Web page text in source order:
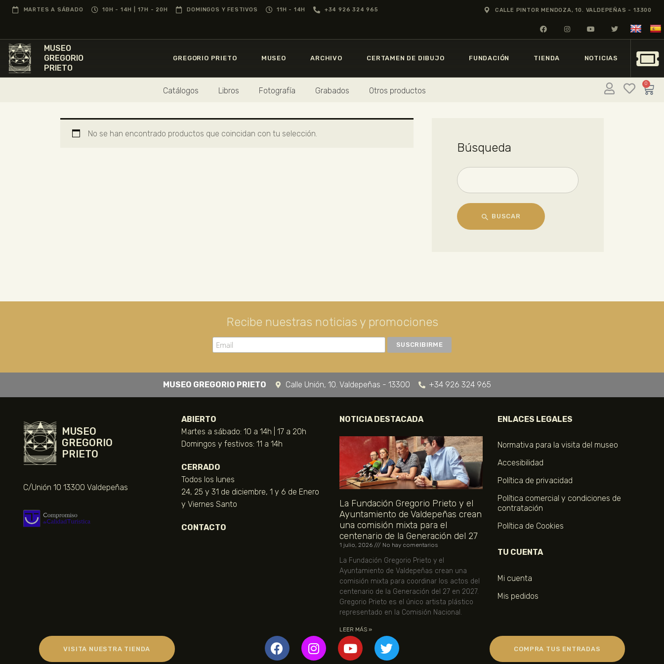
MARTES A SÁBADO 10H - 14H | 17H - 20H DOMINGOS Y FESTIVOS 11H - 14H +34 926 324 965 CALLE PINTOR MENDOZA, 10. VALDEPEÑAS - 13300
MUSEO
GREGORIO
PRIETO
GREGORIO PRIETO MUSEO ARCHIVO CERTAMEN DE DIBUJO FUNDACIÓN TIENDA NOTICIAS
Catálogos Libros Fotografía Grabados Otros productos
0
MUSEO
PRIETO
GREGORIO PRIETO
MUSEO
ARCHIVO
CERTAMEN DE
DIBUJO
FUNDACIÓN
No se han encontrado productos que coincidan con tu selección.
Búsqueda
BUSCAR
Recibe nuestras noticias y promociones
MUSEO GREGORIO PRIETO Calle Unión, 10. Valdepeñas - 13300 +34 926 324 965
MUSEO
GREGORIO
PRIETO
C/Unión 10 13300 Valdepeñas
ABIERTO
Martes a sábado: 10 a 14h | 17 a 20h
Domingos y festivos: 11 a 14h
CERRADO
Todos los lunes
24, 25 y 31 de diciembre, 1 y 6 de Enero
y Viernes Santo
CONTACTO
NOTICIA DESTACADA
La Fundación Gregorio Prieto y el
Ayuntamiento de Valdepeñas crean
una comisión mixta para el
centenario de la Generación del 27
1 julio, 2026 No hay comentarios
La Fundación Gregorio Prieto y el
Ayuntamiento de Valdepeñas crean una
comisión mixta para coordinar los actos del
centenario de la Generación del 27 en 2027.
Gregorio Prieto es el único artista plástico
representado en la Comisión Nacional.
LEER MÁS »
ENLACES LEGALES
Normativa para la visita del museo
Accesibilidad
Política de privacidad
Política comercial y condiciones de
contratación
Política de Cookies
TU CUENTA
Mi cuenta
Mis pedidos
VISITA NUESTRA TIENDA COMPRA TUS ENTRADAS